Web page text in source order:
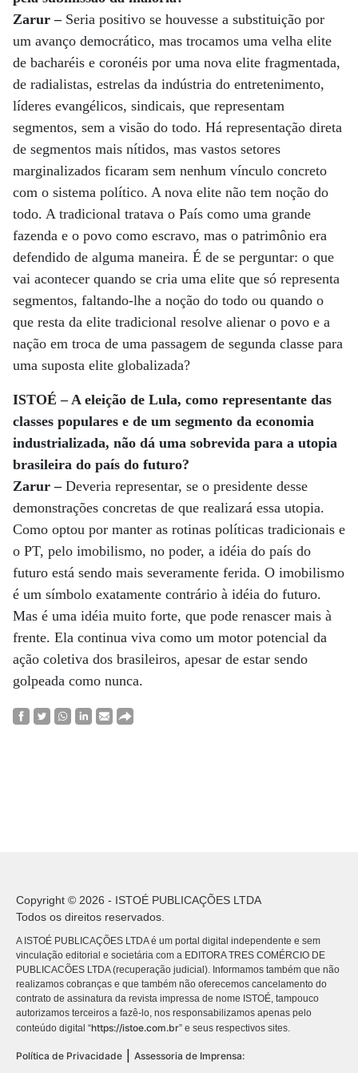
Zarur –Seria positivo se houvesse a substituição por
um avanço democrático, mas trocamos uma velha elite
de bacharéis e coronéis por uma nova elite fragmentada,
de radialistas, estrelas da indústria do entretenimento,
líderes evangélicos, sindicais, que representam
segmentos, sem a visão do todo. Há representação direta
de segmentos mais nítidos, mas vastos setores
marginalizados ficaram sem nenhum vínculo concreto
com o sistema político. A nova elite não tem noção do
todo. A tradicional tratava o País como uma grande
fazenda e o povo como escravo, mas o patrimônio era
defendido de alguma maneira. É de se perguntar: o que
vai acontecer quando se cria uma elite que só representa
segmentos, faltando-lhe a noção do todo ou quando o
que resta da elite tradicional resolve alienar o povo e a
nação em troca de uma passagem de segunda classe para
uma suposta elite globalizada?
ISTOÉ – A eleição de Lula, como representante das
classes populares e de um segmento da economia
industrializada, não dá uma sobrevida para a utopia
brasileira do país do futuro?
Zarur –Deveria representar, se o presidente desse
demonstrações concretas de que realizará essa utopia.
Como optou por manter as rotinas políticas tradicionais e
o PT, pelo imobilismo, no poder, a idéia do país do
futuro está sendo mais severamente ferida. O imobilismo
é um símbolo exatamente contrário à idéia do futuro.
Mas é uma idéia muito forte, que pode renascer mais à
frente. Ela continua viva como um motor potencial da
ação coletiva dos brasileiros, apesar de estar sendo
golpeada como nunca.
Copyright © 2026 - ISTOÉ PUBLICAÇÕES LTDA
Todos os direitos reservados.
A ISTOÉ PUBLICAÇÕES LTDA é um portal digital independente e sem
vinculação editorial e societária com a EDITORA TRES COMÉRCIO DE
PUBLICACÕES LTDA (recuperação judicial). Informamos também que não
realizamos cobranças e que também não oferecemos cancelamento do
contrato de assinatura da revista impressa de nome ISTOÉ, tampouco
autorizamos terceiros a fazê-lo, nos responsabilizamos apenas pelo
conteúdo digital “https://istoe.com.br” e seus respectivos sites.
Política de Privacidade
Assessoria de Imprensa: